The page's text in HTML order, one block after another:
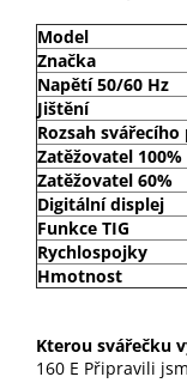
Model
Značka
Napětí 50/60 Hz
Jištění
Rozsah
Zatěžovatel 100%
Zatěžovatel 60%
Digitální displej
Funkce TIG
Rychlospojky
Hmotnost
Kterou svářečku
160 E Připravili